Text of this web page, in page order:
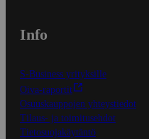
Info
S-Business yrityksille
Oiva-raportit
Osuuskauppojen yhteystiedot
Tilaus- ja toimitusehdot
Tietosuojakäytäntö